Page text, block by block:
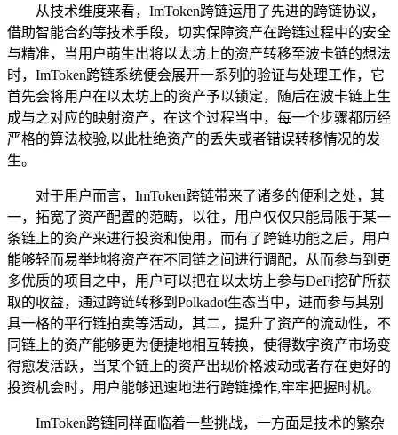
从技术维度来看，ImToken跨链运用了先进的跨链协议，
借助智能合约等技术手段，切实保障资产在跨链过程中的安全
与精准，当用户萌生出将以太坊上的资产转移至波卡链的想法
时，ImToken跨链系统便会展开一系列的验证与处理工作，它
首先会将用户在以太坊上的资产予以锁定，随后在波卡链上生
成与之对应的映射资产，在这个过程当中，每一个步骤都历经
严格的算法校验,以此杜绝资产的丢失或者错误转移情况的发
生。
对于用户而言，ImToken跨链带来了诸多的便利之处，其
一，拓宽了资产配置的范畴，以往，用户仅仅只能局限于某一
条链上的资产来进行投资和使用，而有了跨链功能之后，用户
能够轻而易举地将资产在不同链之间进行调配，从而参与到更
多优质的项目之中，用户可以把在以太坊上参与DeFi挖矿所获
取的收益，通过跨链转移到Polkadot生态当中，进而参与其别
具一格的平行链拍卖等活动，其二，提升了资产的流动性，不
同链上的资产能够更为便捷地相互转换，使得数字资产市场变
得愈发活跃，当某个链上的资产出现价格波动或者存在更好的
投资机会时，用户能够迅速地进行跨链操作,牢牢把握时机。
ImToken跨链同样面临着一些挑战，一方面是技术的繁杂